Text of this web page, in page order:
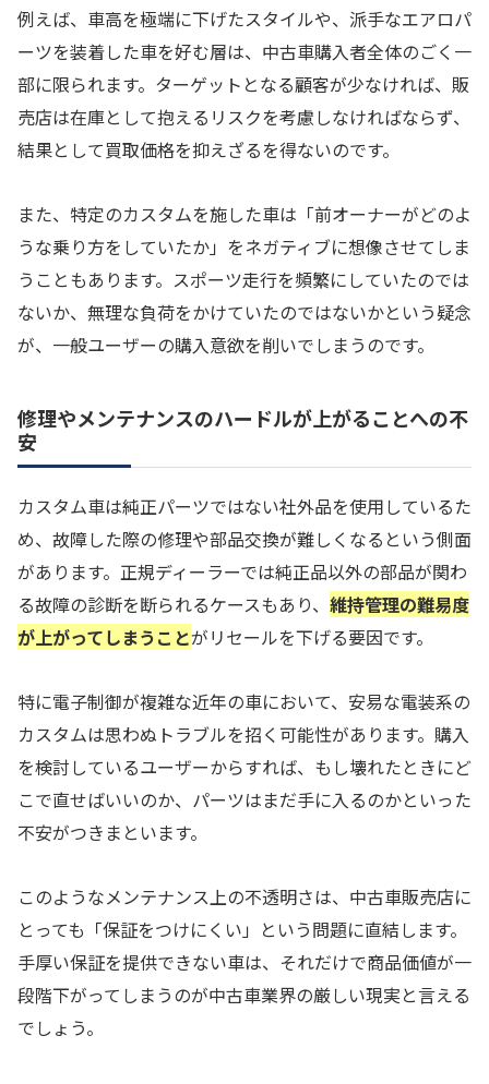
例えば、車高を極端に下げたスタイルや、派手なエアロパ
ーツを装着した車を好む層は、中古車購入者全体のごく一
部に限られます。ターゲットとなる顧客が少なければ、販
売店は在庫として抱えるリスクを考慮しなければならず、
結果として買取価格を抑えざるを得ないのです。
また、特定のカスタムを施した車は「前オーナーがどのよ
うな乗り方をしていたか」をネガティブに想像させてしま
うこともあります。スポーツ走行を頻繁にしていたのでは
ないか、無理な負荷をかけていたのではないかという疑念
が、一般ユーザーの購入意欲を削いでしまうのです。
修理やメンテナンスのハードルが上がることへの不
安
カスタム車は純正パーツではない社外品を使用しているた
め、故障した際の修理や部品交換が難しくなるという側面
があります。正規ディーラーでは純正品以外の部品が関わ
る故障の診断を断られるケースもあり、 維持管理の難易度
が上がってしまうことがリセールを下げる要因です。
特に電子制御が複雑な近年の車において、安易な電装系の
カスタムは思わぬトラブルを招く可能性があります。購入
を検討しているユーザーからすれば、もし壊れたときにど
こで直せばいいのか、パーツはまだ手に入るのかといった
不安がつきまといます。
このようなメンテナンス上の不透明さは、中古車販売店に
とっても「保証をつけにくい」という問題に直結します。
手厚い保証を提供できない車は、それだけで商品価値が一
段階下がってしまうのが中古車業界の厳しい現実と言える
でしょう。